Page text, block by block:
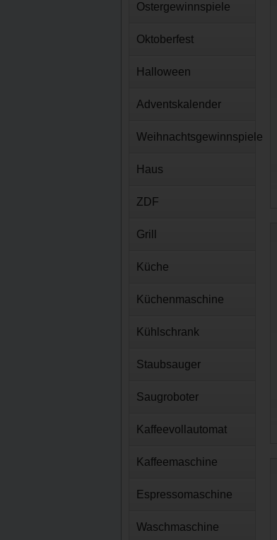
Ostergewinnspiele
Oktoberfest
Halloween
Adventskalender
Weihnachtsgewinnspiele
Haus
ZDF
Grill
Küche
Küchenmaschine
Kühlschrank
Staubsauger
Saugroboter
Kaffeevollautomat
Kaffeemaschine
Espressomaschine
Waschmaschine